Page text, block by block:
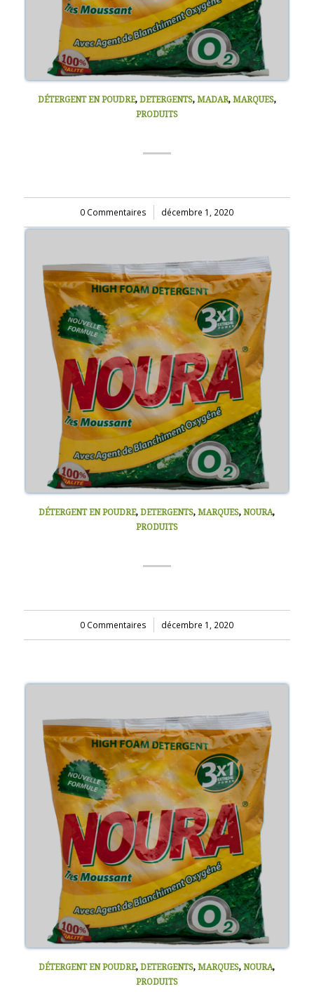
DÉTERGENT EN POUDRE, DETERGENTS, MADAR, MARQUES,
PRODUITS
0 Commentaires
/ décembre 1, 2020
DÉTERGENT EN POUDRE,DETERGENTS,MARQUES,NOURA,
PRODUITS
0 Commentaires
/ décembre 1, 2020
DÉTERGENT EN POUDRE,DETERGENTS,MARQUES,NOURA,
PRODUITS